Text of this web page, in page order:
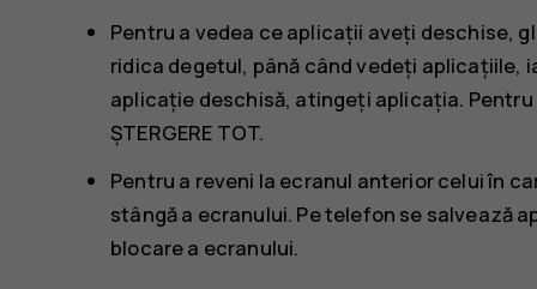
Pentru a vedea ce aplicații aveți deschise,
ridica degetul, până când vedeți aplicațiile,
aplicație deschisă, atingeți aplicația.
ȘTERGERE TOT.
Pentru a reveni la ecranul anterior celui în
stângă a ecranului. Pe telefon se salvează
blocare a ecranului.